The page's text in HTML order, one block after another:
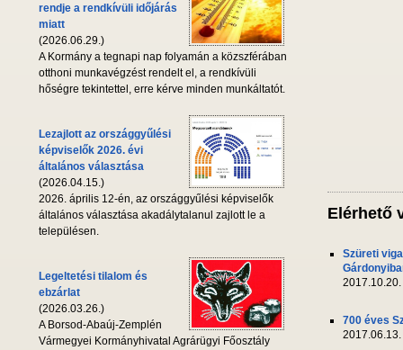
rendje a rendkívüli időjárás
miatt
(2026.06.29.)
A Kormány a tegnapi nap folyamán a közszférában
otthoni munkavégzést rendelt el, a rendkívüli
hőségre tekintettel, erre kérve minden munkáltatót.
Lezajlott az országgyűlési
képviselők 2026. évi
általános választása
(2026.04.15.)
2026. április 12-én, az országgyűlési képviselők
általános választása akadálytalanul zajlott le a
településen.
Legeltetési tilalom és
ebzárlat
(2026.03.26.)
A Borsod-Abaúj-Zemplén
Vármegyei Kormányhivatal Agrárügyi Főosztály
Elérhető
Szüreti
2017.10.20.
700 éves
2017.06.13.